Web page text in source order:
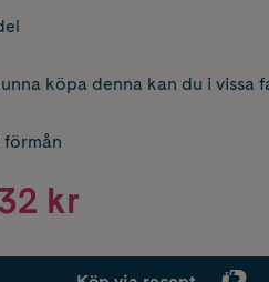
köpa denna kan du i vissa
förmån
kr